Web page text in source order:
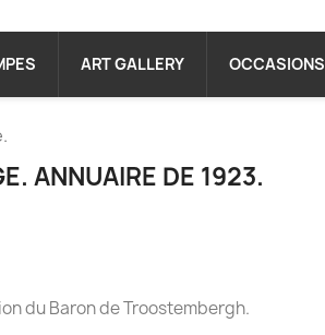
ART GALLERY OCCASIONS
ANNUAIRE DE 1923.
du Baron de Troostembergh.